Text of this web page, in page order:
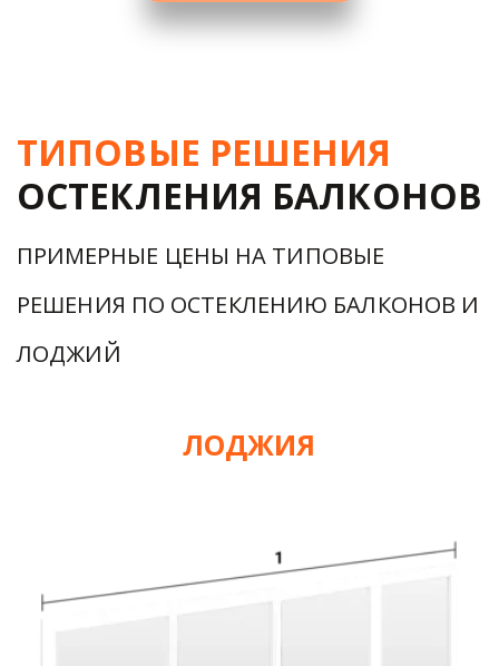
ТИПОВЫЕ РЕШЕНИЯ
ОСТЕКЛЕНИЯ БАЛКОНОВ
ПРИМЕРНЫЕ ЦЕНЫ НА ТИПОВЫЕ
РЕШЕНИЯ ПО ОСТЕКЛЕНИЮ БАЛКОНОВ И
ЛОДЖИЙ
ЛОДЖИЯ